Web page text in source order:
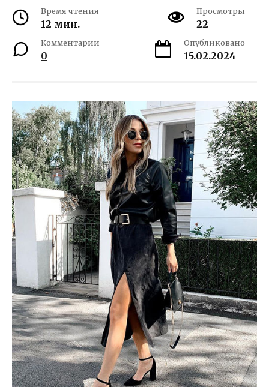
Время чтения
12 мин.
Просмотры
22
Комментарии
0
Опубликовано
15.02.2024